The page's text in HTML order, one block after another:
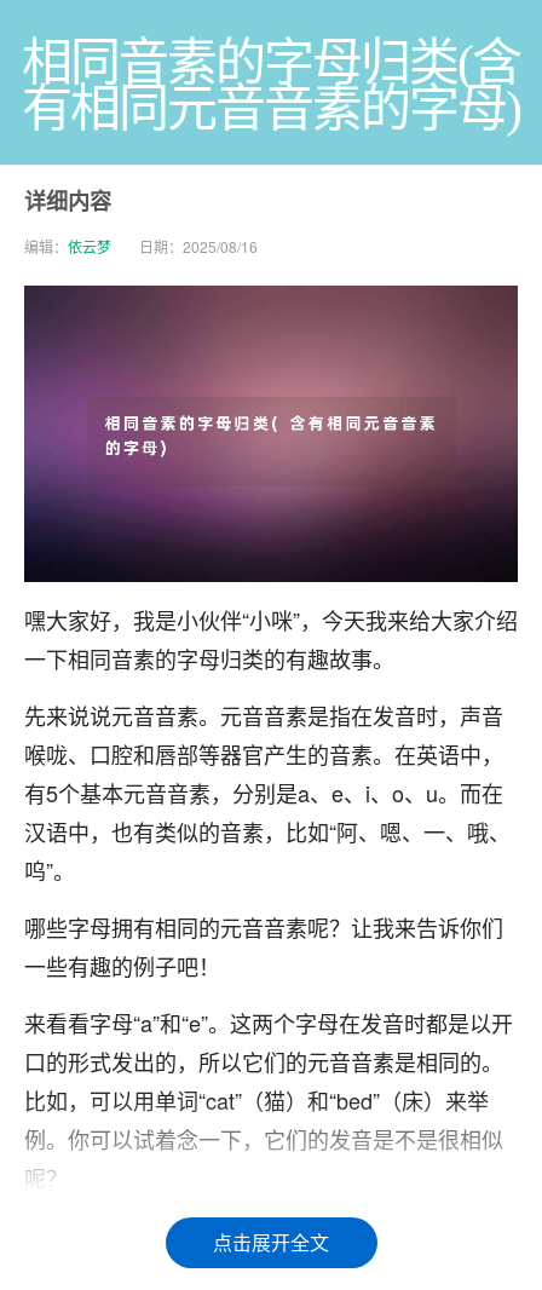
相同音素的字母归类(含
有相同元音音素的字母)
详细内容
编辑： 依云梦 日期：2025/08/16
嘿大家好，我是小伙伴“小咪”，今天我来给大家介绍
一下相同音素的字母归类的有趣故事。
先来说说元音音素。元音音素是指在发音时，声音
喉咙、口腔和唇部等器官产生的音素。在英语中，
有5个基本元音音素，分别是a、e、i、o、u。而在
汉语中，也有类似的音素，比如“阿、嗯、一、哦、
呜”。
哪些字母拥有相同的元音音素呢？让我来告诉你们
一些有趣的例子吧！
来看看字母“a”和“e”。这两个字母在发音时都是以开
口的形式发出的，所以它们的元音音素是相同的。
比如，可以用单词“cat”（猫）和“bed”（床）来举
例。你可以试着念一下，它们的发音是不是很相似
呢？
来说说字母“i”和“e”。这两个字母在发音时都需要用
到舌头，所以它们的元音音素也是相同的。比如，
点击展开全文